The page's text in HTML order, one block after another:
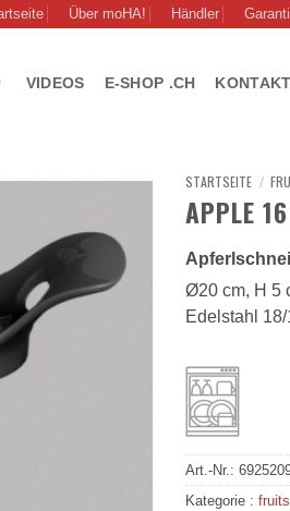
Über moHA! Händler
VIDEOS E-SHOP .CH KONTAKT
STARTSEITE /
APPLE
Ø20 cm, H 5
Edelstahl
Art.-Nr.:
Kategorie :